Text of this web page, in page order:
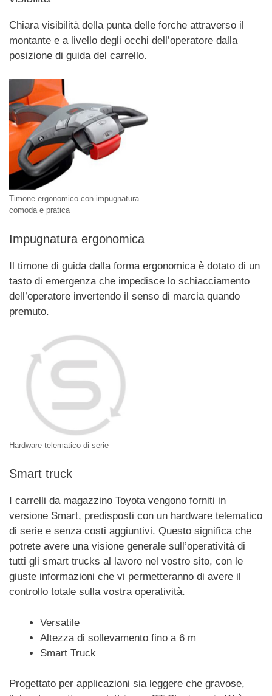
Chiara visibilità della punta delle forche attraverso il
montante e a livello degli occhi dell’operatore dalla
posizione di guida del carrello.
Timone ergonomico con impugnatura
comoda e pratica
Impugnatura ergonomica
Il timone di guida dalla forma ergonomica è dotato di un
tasto di emergenza che impedisce lo schiacciamento
dell’operatore invertendo il senso di marcia quando
premuto.
Hardware telematico di serie
Smart truck
I carrelli da magazzino Toyota vengono forniti in
versione Smart, predisposti con un hardware telematico
di serie e senza costi aggiuntivi. Questo significa che
potrete avere una visione generale sull’operatività di
tutti gli smart trucks al lavoro nel vostro sito, con le
giuste informazioni che vi permetteranno di avere il
controllo totale sulla vostra operatività.
Versatile
Altezza di sollevamento fino a 6 m
Smart Truck
Progettato per applicazioni sia leggere che gravose,